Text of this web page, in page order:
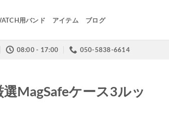
用バンド アイテム ブログ
08:00 - 17:00 050-5838-6614
MagSafeケース3ルッ